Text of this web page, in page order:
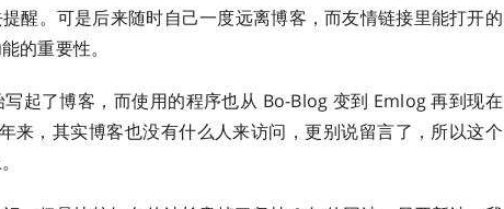
醒。可是后来随时自己一度远离博客，而友情链接里能打开的
的重要性。
起了博客，而使用的程序也从 Bo-Blog 变到 Emlog 再到现在
来，其实博客也没有什么人来访问，更别说留言了，所以这个